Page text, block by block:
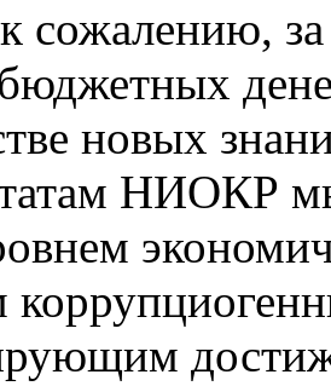
сожалению, за
новых
НИОКР